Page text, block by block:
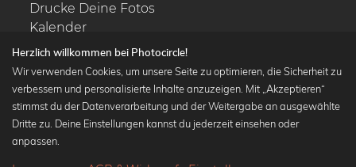
Drucke Deine Fotos
Kalender
Beliebte Kollektionen
Wandbilder in schwarz-weiß
Herzlich willkommen bei Photocircle!
Wir verwenden Cookies, um unsere Seite zu optimieren, die Sicherheit zu
verbessern und personalisierte Inhalte anzuzeigen. Mit „Akzeptieren“
stimmst du der Datenverarbeitung und der Weitergabe an ausgewählte
Dritte zu. Deine Einstellungen kannst du jederzeit einsehen oder
anpassen.